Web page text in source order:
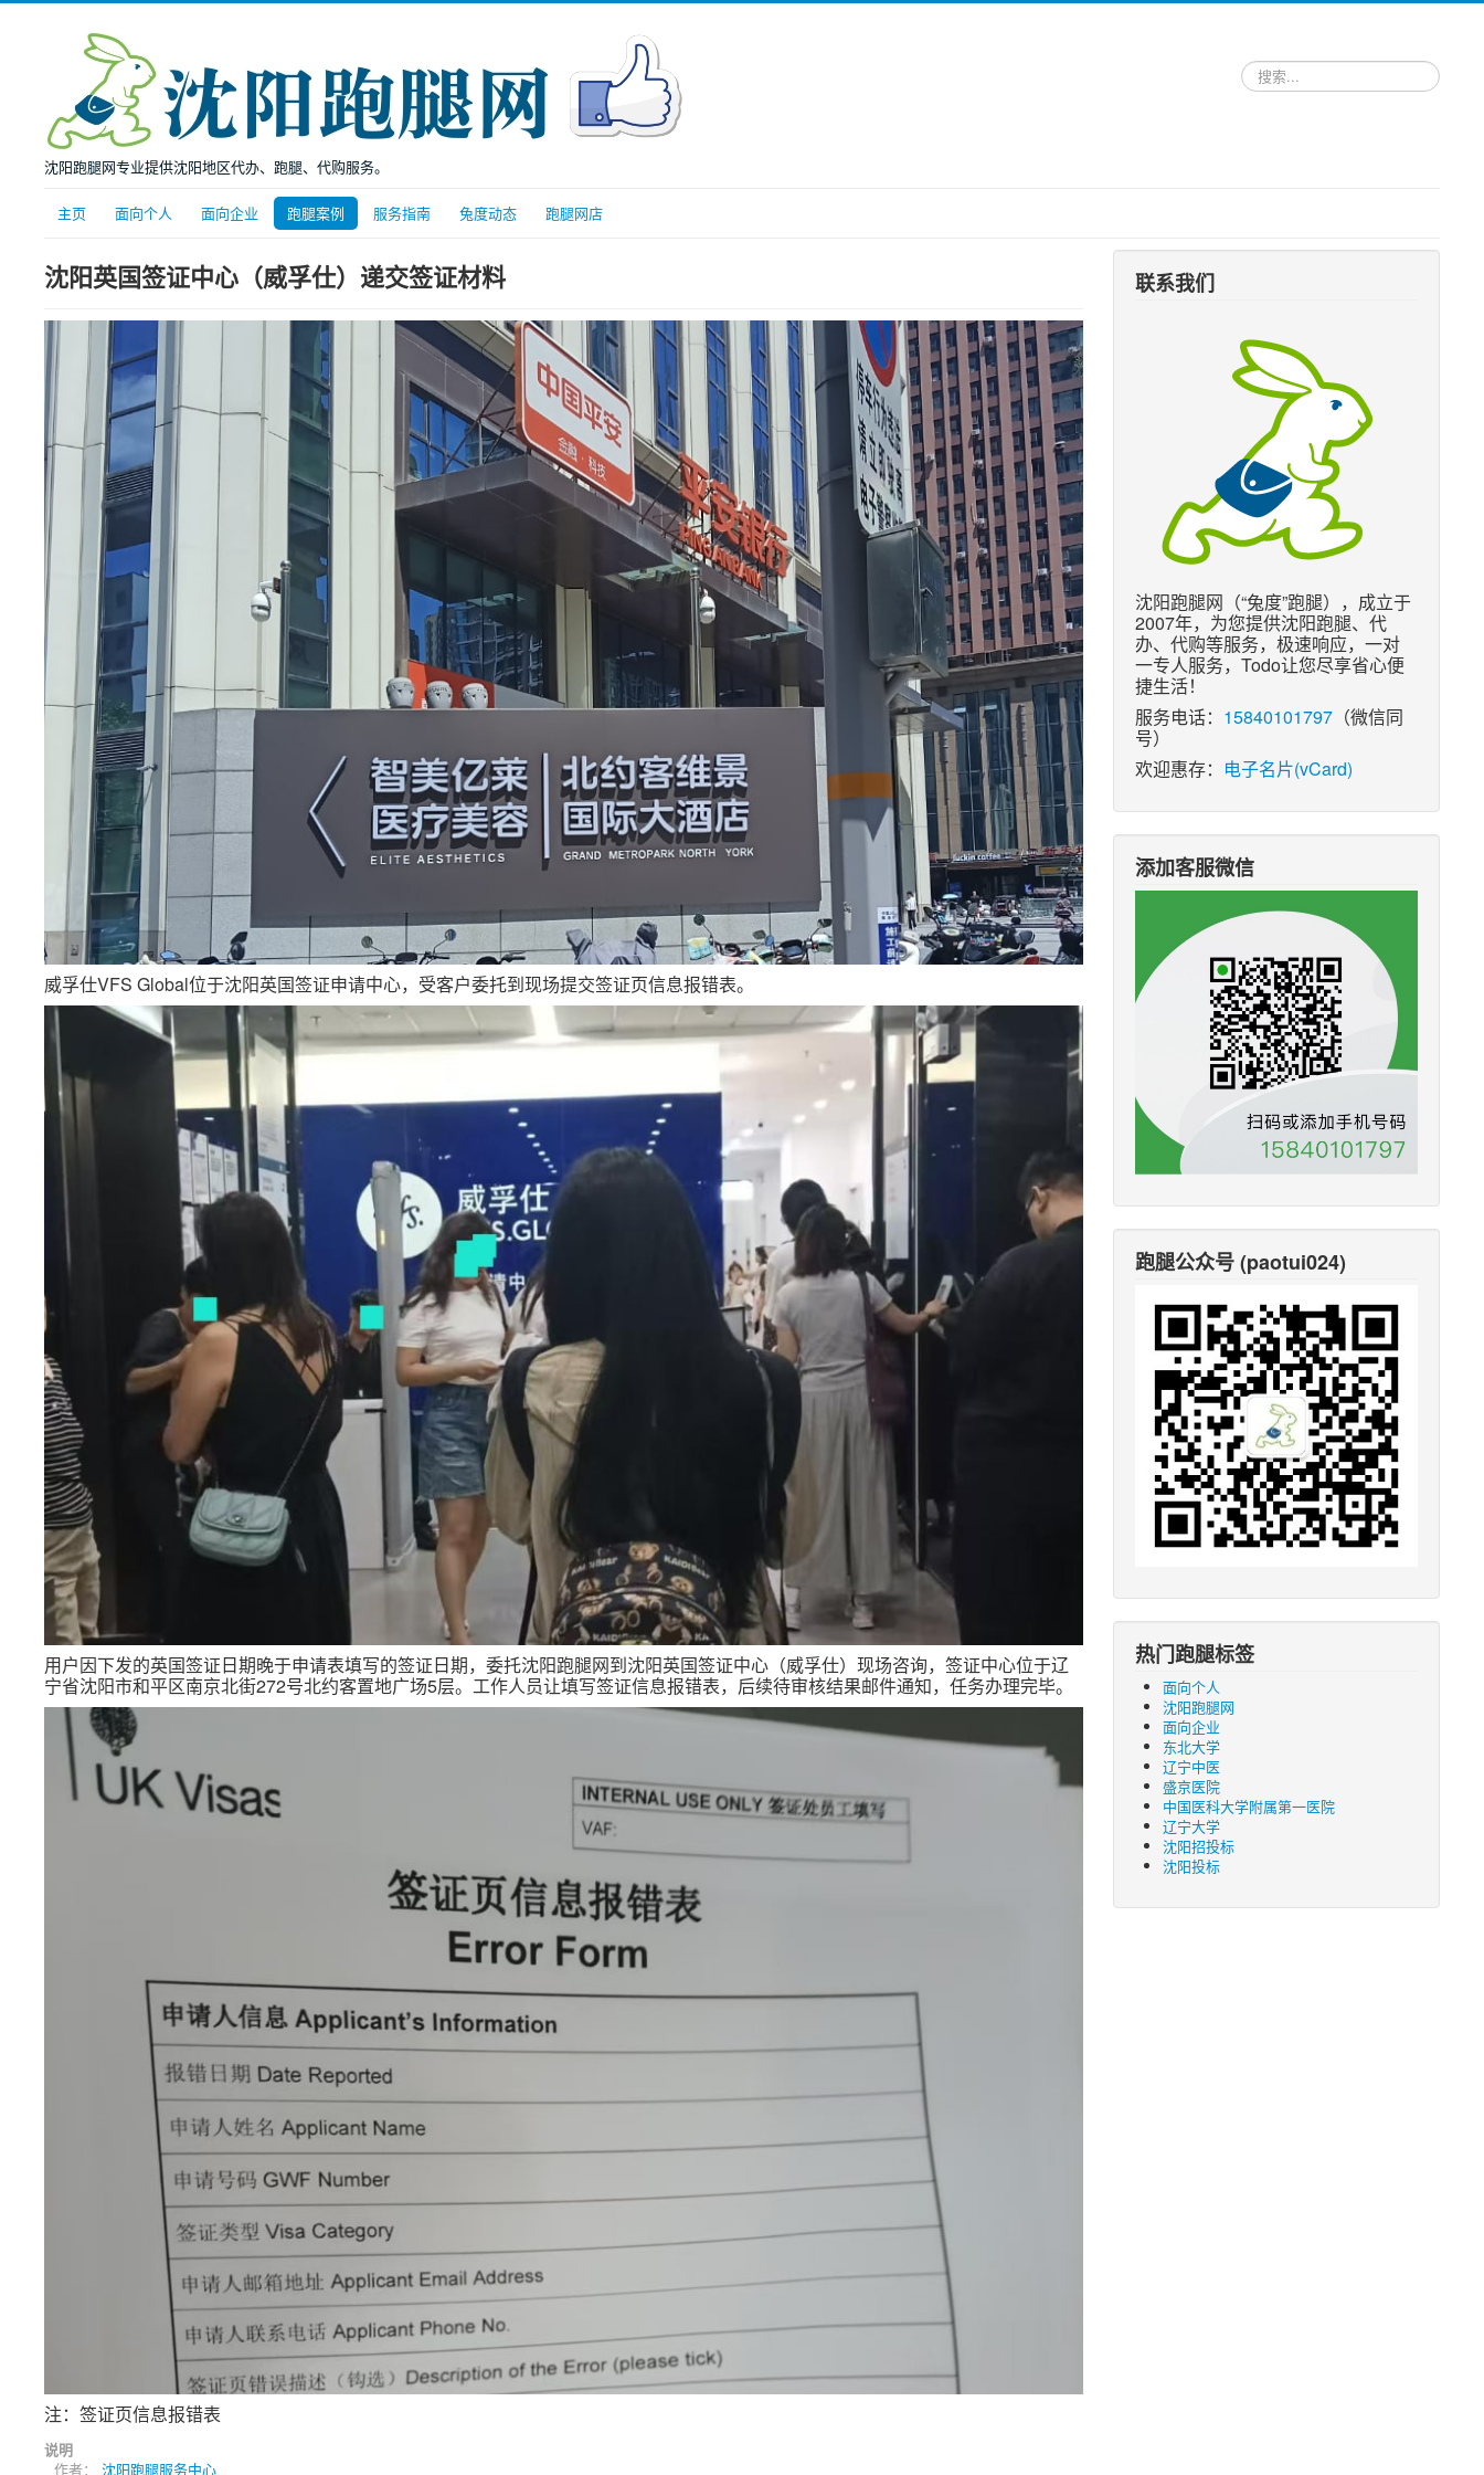
沈阳跑腿网专业提供沈阳地区代办、跑腿、代购服务。
请
输
腿
主页 面向个人 面向企业 跑腿案例 服务指南 兔度动态 跑腿网店
沈阳英国签证中心（威孚仕）递交签证材料
威孚仕VFS Global位于沈阳英国签证申请中心，受客户委托到现场提交签证页信息报错表。
用户因下发的英国签证日期晚于申请表填写的签证日期，委托沈阳跑腿网到沈阳英国签证中心（威孚仕）现场咨询，签证中心位于辽
宁省沈阳市和平区南京北街272号北约客置地广场5层。 工作人员让填写签证信息报错表，后续待审核结果邮件通知，任务办理完毕。
注：签证页信息报错表
说明
作者： 沈阳跑腿服务中心
联系我们
沈阳跑腿网（“兔度”跑腿），成立于
2007年，为您提供沈阳跑腿、代
办、代购等服务，极速响应，一对
一专人服务，Todo让您尽享省心便
捷生活！
服务电话： 15840101797 （微信同
号）
欢迎惠存： 电子名片(vCard)
添加客服微信
跑腿公众号 (paotui024)
热门跑腿标签
面向个人
沈阳跑腿网
面向企业
东北大学
辽宁中医
盛京医院
中国医科大学附属第一医院
辽宁大学
沈阳招投标
沈阳投标